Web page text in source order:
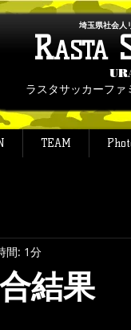
RASTA
ラスタサッカーファ
埼玉県社会人
TEAM
結果
間: 1分